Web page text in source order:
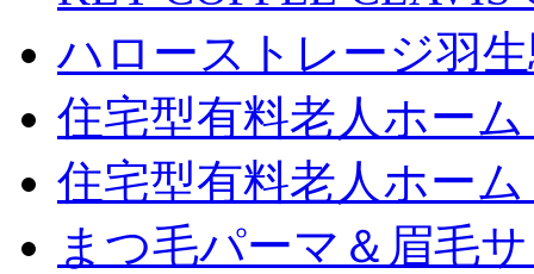
ハローストレージ羽
住宅型有料老人ホー
住宅型有料老人ホー
まつ毛パーマ＆眉毛